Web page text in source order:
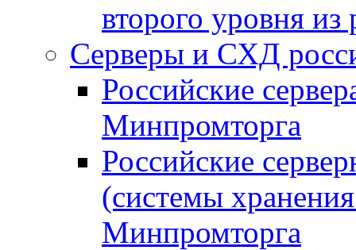
второго уровня
Серверы и СХД
Российские
Минпромторга
Российские
(системы
Минпромторга